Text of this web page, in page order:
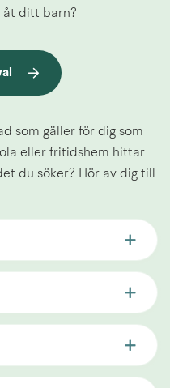
åt ditt barn?
som gäller för dig som
eller fritidshem hittar
du söker? Hör av dig till